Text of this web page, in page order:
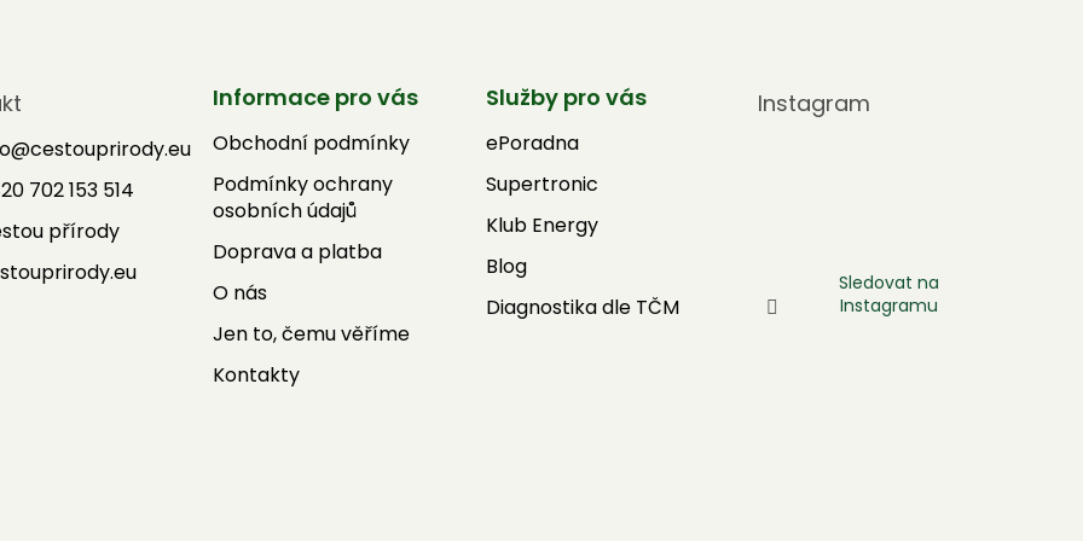
@cestouprirody.eu
702 153 514
přírody
Informace pro vás
Obchodní podmínky
Podmínky ochrany
osobních údajů
Doprava a platba
O nás
Jen to, čemu věříme
Kontakty
Služby pro vás
ePoradna
Supertronic
Klub Energy
Blog
Diagnostika dle TČM
Instagram
Sledovat na
Instagramu